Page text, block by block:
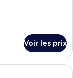
Voir les prix